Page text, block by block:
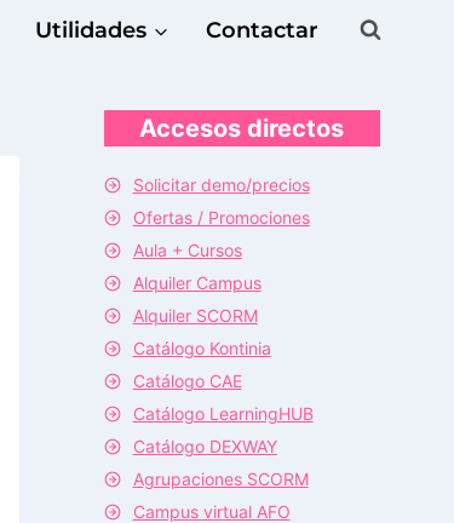
Utilidades Contactar
Accesos directos
Solicitar demo/precios
Ofertas / Promociones
Aula + Cursos
Alquiler Campus
Alquiler SCORM
Catálogo Kontinia
Catálogo CAE
Catálogo LearningHUB
Catálogo DEXWAY
Agrupaciones SCORM
Campus virtual AFO